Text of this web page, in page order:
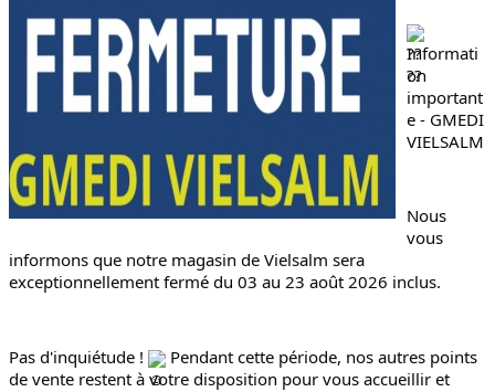
Informati
on
important
e - GMEDI
VIELSALM
Nous
vous
informons que notre magasin de Vielsalm sera
exceptionnellement fermé du 03 au 23 août 2026 inclus.
Pas d'inquiétude !
Pendant cette période, nos autres points
de vente restent à votre disposition pour vous accueillir et